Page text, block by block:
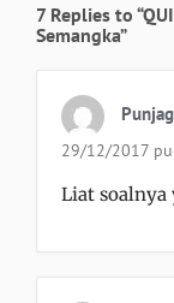
7 Replies to
Semangka”
29/12/2017
Liat soalnya